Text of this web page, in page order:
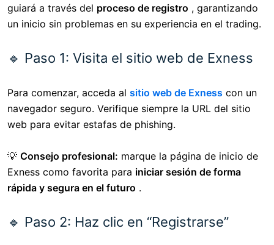
guiará a través del proceso de registro , garantizando
un inicio sin problemas en su experiencia en el trading.
🔹 Paso 1: Visita el sitio web de Exness
Para comenzar, acceda al sitio web de Exness con un
navegador seguro. Verifique siempre la URL del sitio
web para evitar estafas de phishing.
💡 Consejo profesional: marque la página de inicio de
Exness como favorita para iniciar sesión de forma
rápida y segura en el futuro .
🔹 Paso 2: Haz clic en “Registrarse”